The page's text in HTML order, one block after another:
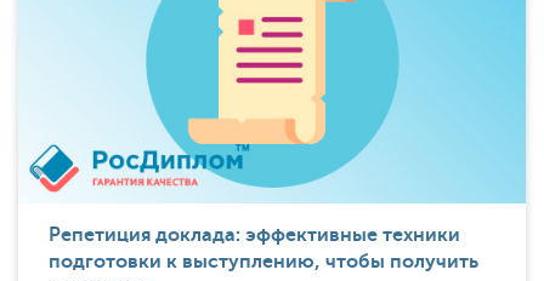
Репетиция доклада: эффективные техники
подготовки к выступлению, чтобы получить